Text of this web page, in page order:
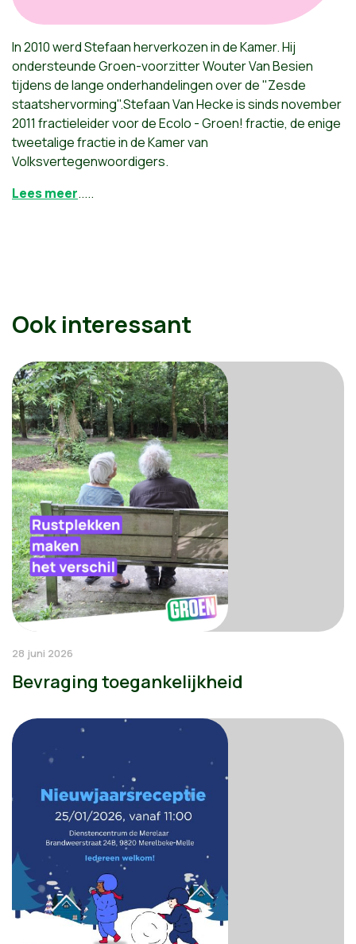
In 2010 werd Stefaan herverkozen in de Kamer. Hij
ondersteunde Groen-voorzitter Wouter Van Besien
tijdens de lange onderhandelingen over de "Zesde
staatshervorming".Stefaan Van Hecke is sinds november
2011 fractieleider voor de Ecolo - Groen! fractie, de enige
tweetalige fractie in de Kamer van
Volksvertegenwoordigers.
Lees meer.....
Ook interessant
28 juni 2026
Bevraging toegankelijkheid